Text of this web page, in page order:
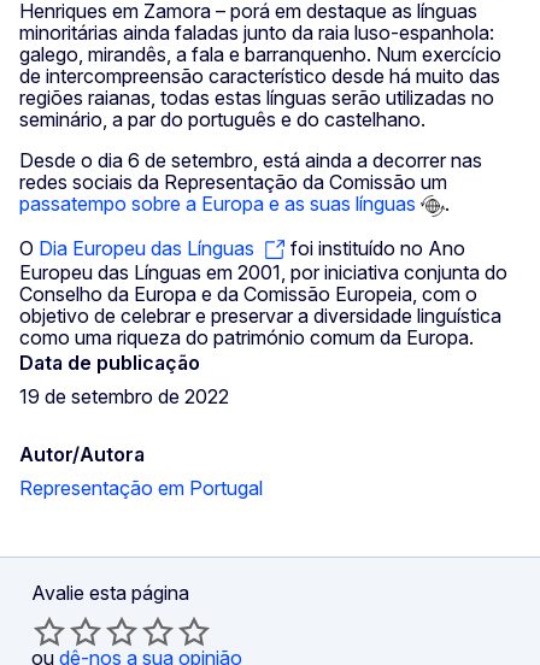
Henriques em Zamora – porá em destaque as línguas
minoritárias ainda faladas junto da raia luso-espanhola:
galego, mirandês, a fala e barranquenho. Num exercício
de intercompreensão característico desde há muito das
regiões raianas, todas estas línguas serão utilizadas no
seminário, a par do português e do castelhano.
Desde o dia 6 de setembro, está ainda a decorrer nas
redes sociais da Representação da Comissão um
passatempo sobre a Europa e as suas línguas
.
O Dia Europeu das Línguas
foi instituído no Ano
Europeu das Línguas em 2001, por iniciativa conjunta do
Conselho da Europa e da Comissão Europeia, com o
objetivo de celebrar e preservar a diversidade linguística
como uma riqueza do património comum da Europa.
Data de publicação
19 de setembro de 2022
Autor/Autora
Representação em Portugal
Avalie esta página
ou dê-nos a sua opinião